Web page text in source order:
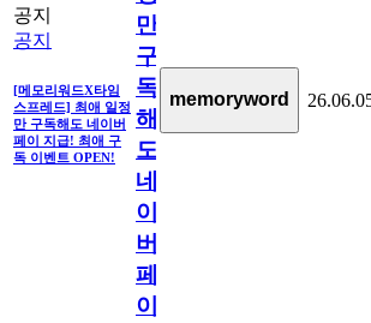
공지
공지
[메모리워드X타임
스프레드] 최애 일정
만 구독해도 네이버
페이 지급! 최애 구
독 이벤트 OPEN!
만
구
독
해
도
네
이
버
페
이
memoryword